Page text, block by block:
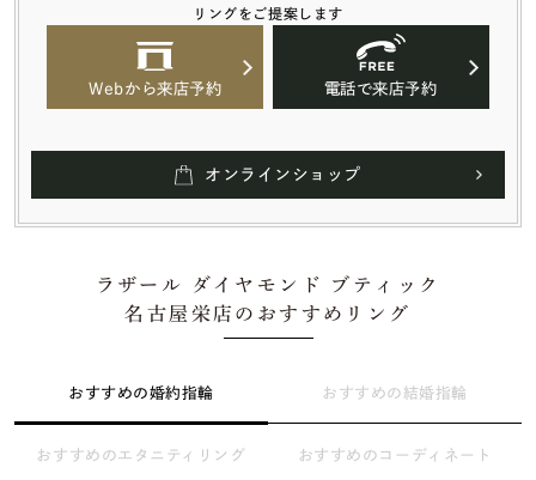
リングをご提案します
Webから来店予約 電話で来店予約
オンラインショップ
ラザール ダイヤモンド ブティック
名古屋栄店のおすすめリング
おすすめの婚約指輪 おすすめの結婚指輪
おすすめのエタニティリング おすすめのコーディネート